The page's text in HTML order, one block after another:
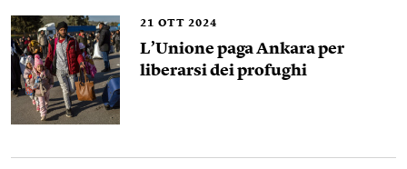
21 OTT 2024
L’Unione paga Ankara per
liberarsi dei profughi